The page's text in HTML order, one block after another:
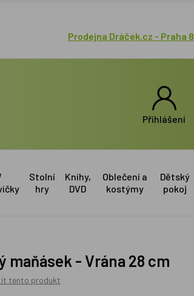
Prodejna Dráček.cz - Praha 8
Přihlášení
Stolní
hry
Knihy,
DVD
Oblečení a
kostýmy
Dětský
pokoj
maňásek - Vrána 28 cm
tento produkt